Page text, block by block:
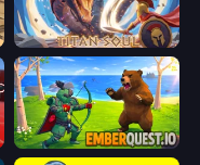
Titan Soul: Action RPG
EmberQuest.io